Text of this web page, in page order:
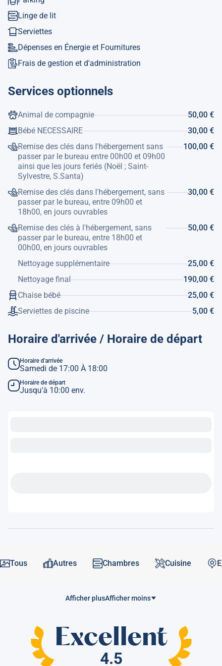
Elle dispose d´un jardin, salon de jardin, terrain clos,
terrasse de 120 m², barbecue encastré, cheminée, accès
électriques, climatisation dans les chambres, piscine
privée, parking en plein air dans le même bâtiment.
La cuisine séparée, mixte: gaz et électrique est équipée
d'un réfrigérateur, micro-ondes, four, congélateur, vaisselle /
bouilloire et presse-agrumes.
Linge de lit
Serviettes
Dépenses en Énergie et Fournitures
Frais de gestion et d'administration
Services optionnels
Animal de compagnie
50,00 €
Bébé NECESSAIRE
30,00 €
Remise des clés dans l'hébergement sans
passer par le bureau entre 00h00 et 09h00
ainsi que les jours feriés (Noël ; Saint-
Sylvestre, S.Santa)
100,00 €
Remise des clés dans l'hébergement, sans
passer par le bureau, entre 09h00 et
18h00, en jours ouvrables
30,00 €
Remise des clés à l'hébergement, sans
passer par le bureau, entre 18h00 et
00h00, en jours ouvrables
50,00 €
Nettoyage supplémentaire
25,00 €
Nettoyage final
190,00 €
Chaise bébé
25,00 €
Serviettes de piscine
5,00 €
Horaire d'arrivée / Horaire de départ
Horaire d'arrivée
Samedi de 17:00 À 18:00
Horaire de départ
Jusqu'à 10:00 env.
Tous Autres Chambres Cuisine
Afficher plusAfficher moins
Excellent
4.5